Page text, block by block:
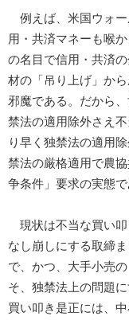
例えば、米国ウォー
用・共済マネーも喉
の名目で信用・共済
材の「吊り上げ」か
邪魔である。だから
禁法の適用除外さえ
り早く独禁法の適用
禁法の厳格適用で農
争条件」要求の実態で
現状は不当な買い叩
なし崩しにする取締
で、かつ、大手小売
そ、独禁法上の問題
買い叩き是正には、